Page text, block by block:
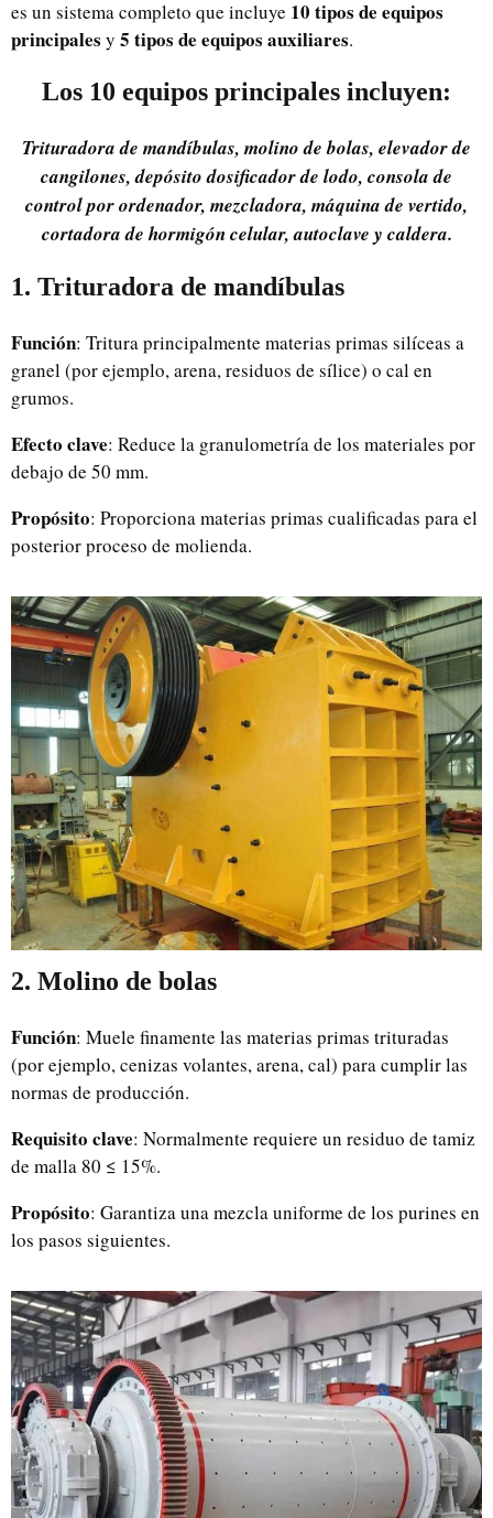
es un sistema completo que incluye 10 tipos de equipos
principales y 5 tipos de equipos auxiliares.
Los 10 equipos principales incluyen:
Trituradora de mandíbulas, molino de bolas, elevador de
cangilones, depósito dosificador de lodo, consola de
control por ordenador, mezcladora, máquina de vertido,
cortadora de hormigón celular, autoclave y caldera.
1. Trituradora de mandíbulas
Función: Tritura principalmente materias primas silíceas a
granel (por ejemplo, arena, residuos de sílice) o cal en
grumos.
Efecto clave: Reduce la granulometría de los materiales por
debajo de 50 mm.
Propósito: Proporciona materias primas cualificadas para el
posterior proceso de molienda.
2. Molino de bolas
Función: Muele finamente las materias primas trituradas
(por ejemplo, cenizas volantes, arena, cal) para cumplir las
normas de producción.
Requisito clave: Normalmente requiere un residuo de tamiz
de malla 80 ≤ 15%.
Propósito: Garantiza una mezcla uniforme de los purines en
los pasos siguientes.